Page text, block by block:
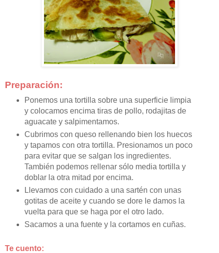
Preparación:
Ponemos una tortilla sobre una superficie limpia
y colocamos encima tiras de pollo, rodajitas de
aguacate y salpimentamos.
Cubrimos con queso rellenando bien los huecos
y tapamos con otra tortilla. Presionamos un poco
para evitar que se salgan los ingredientes.
También podemos rellenar sólo media tortilla y
doblar la otra mitad por encima.
Llevamos con cuidado a una sartén con unas
gotitas de aceite y cuando se dore le damos la
vuelta para que se haga por el otro lado.
Sacamos a una fuente y la cortamos en cuñas.
Te cuento: